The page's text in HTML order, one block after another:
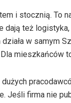
i stocznią. To
dają też
w samym
mieszkańców
Jeśli firma nie